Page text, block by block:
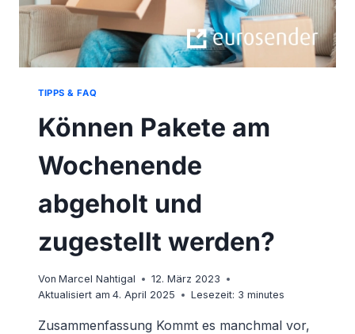
TIPPS & FAQ
Können Pakete am
Wochenende
abgeholt und
zugestellt werden?
Von Marcel Nahtigal
12. März 2023
Aktualisiert am 4. April 2025 Lesezeit: 3minutes
Zusammenfassung Kommt es manchmal vor,